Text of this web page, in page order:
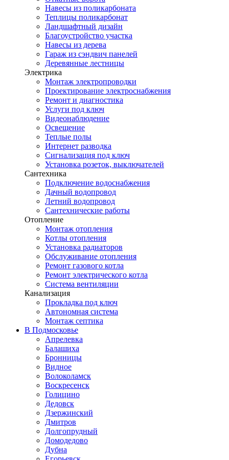
Навесы из поликарбоната
Теплицы поликарбонат
Ландшафтный дизайн
Благоустройство участка
Навесы из дерева
Гараж из сэндвич панелей
Деревянные лестницы
Электрика
Монтаж электропроводки
Проектирование электроснабжения
Ремонт и диагностика
Услуги под ключ
Видеонаблюдение
Освещение
Теплые полы
Интернет разводка
Сигнализация под ключ
Установка розеток, выключателей
Сантехника
Подключение водоснабжения
Дачный водопровод
Летний водопровод
Сантехнические работы
Отопление
Монтаж отопления
Котлы отопления
Установка радиаторов
Обслуживание отопления
Ремонт газового котла
Ремонт электрического котла
Система вентиляции
Канализация
Прокладка под ключ
Автономная система
Монтаж септика
В Подмосковье
Апрелевка
Балашиха
Бронницы
Видное
Волоколамск
Воскресенск
Голицино
Дедовск
Дзержинский
Дмитров
Долгопрудный
Домодедово
Дубна